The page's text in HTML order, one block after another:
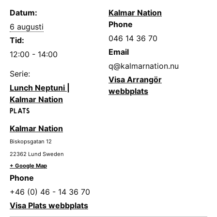
Datum:
6 augusti
Tid:
12:00 - 14:00
Serie:
Lunch Neptuni |
Kalmar Nation
PLATS
Kalmar Nation
Biskopsgatan 12
22362 Lund Sweden
+ Google Map
Phone
+46 (0) 46 - 14 36 70
Visa Plats webbplats
Kalmar Nation
Phone
046 14 36 70
Email
q@kalmarnation.nu
Visa Arrangör
webbplats